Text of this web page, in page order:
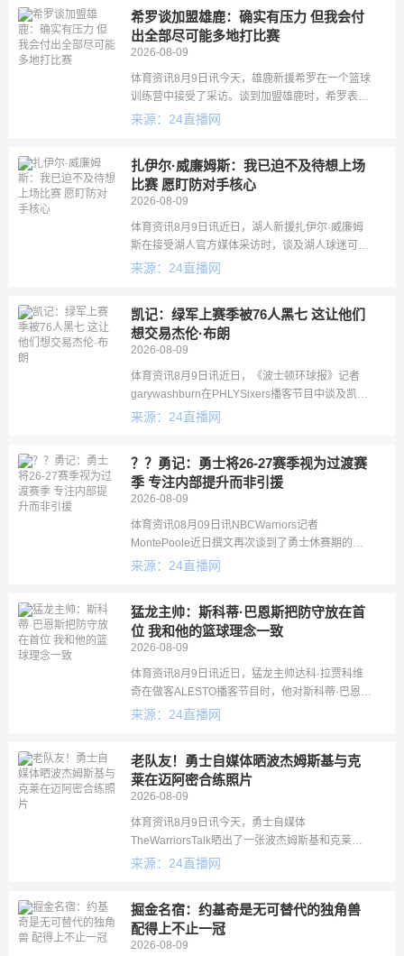
希罗谈加盟雄鹿：确实有压力 但我会付
出全部尽可能多地打比赛
2026-08-09
体育资讯8月9日讯今天，雄鹿新援希罗在一个篮球
训练营中接受了采访。谈到加盟雄鹿时，希罗表
示：“外界让我感觉确实存在所谓的‘压力’，比如说
来源：24直播网
扎伊尔·威廉姆斯：我已迫不及待想上场
比赛 愿盯防对手核心
2026-08-09
体育资讯8月9日讯近日，湖人新援扎伊尔·威廉姆
斯在接受湖人官方媒体采访时，谈及湖人球迷可以
对他有何期待。扎伊尔·威廉姆斯说：“我简直迫不
来源：24直播网
凯记：绿军上赛季被76人黑七 这让他们
想交易杰伦·布朗
2026-08-09
体育资讯8月9日讯近日，《波士顿环球报》记者
garywashburn在PHLYSixers播客节目中谈及凯尔
特人上赛季季后赛折戟的后续影响。
来源：24直播网
？？勇记：勇士将26-27赛季视为过渡赛
季 专注内部提升而非引援
2026-08-09
体育资讯08月09日讯NBCWarriors记者
MontePoole近日撰文再次谈到了勇士休赛期的操
作。MontePoole写道：“全队唯一能即插即用、立
来源：24直播网
猛龙主帅：斯科蒂·巴恩斯把防守放在首
位 我和他的篮球理念一致
2026-08-09
体育资讯8月9日讯近日，猛龙主帅达科·拉贾科维
奇在做客ALESTO播客节目时，他对斯科蒂·巴恩斯
赞不绝口。拉贾科维奇在采访中表示：“我们对篮球
来源：24直播网
老队友！勇士自媒体晒波杰姆斯基与克
莱在迈阿密合练照片
2026-08-09
体育资讯8月9日讯今天，勇士自媒体
TheWarriorsTalk晒出了一张波杰姆斯基和克莱在
迈阿密进行训练的照片。今夏，波杰姆斯基有资格
来源：24直播网
掘金名宿：约基奇是无可替代的独角兽
配得上不止一冠
2026-08-09